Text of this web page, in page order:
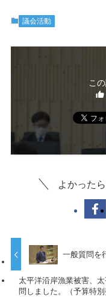
議会活動
こ
よかった
一般質問を
太平洋沿岸漁業被害、
問しました。（予算特